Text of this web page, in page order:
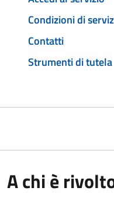
Condizioni di
Contatti
Strumenti di tutela
A chi è